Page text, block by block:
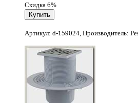
Скидка 6%
Артикул: d-159024, Производитель: